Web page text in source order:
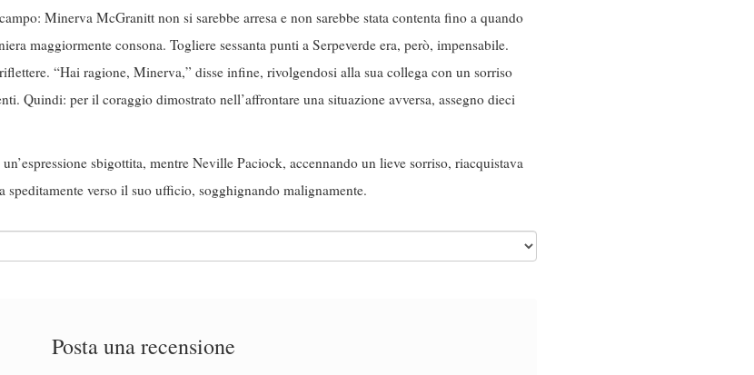
Minerva McGranitt non si sarebbe arresa e non sarebbe stata contenta fino a quando
maggiormente consona. Togliere sessanta punti a Serpeverde era, però, impensabile.
“Hai ragione, Minerva,” disse infine, rivolgendosi alla sua collega con un sorriso
Quindi: per il coraggio dimostrato nell’affrontare una situazione avversa, assegno dieci
sbigottita, mentre Neville Paciock, accennando un lieve sorriso, riacquistava
speditamente verso il suo ufficio, sogghignando malignamente.
Posta una recensione